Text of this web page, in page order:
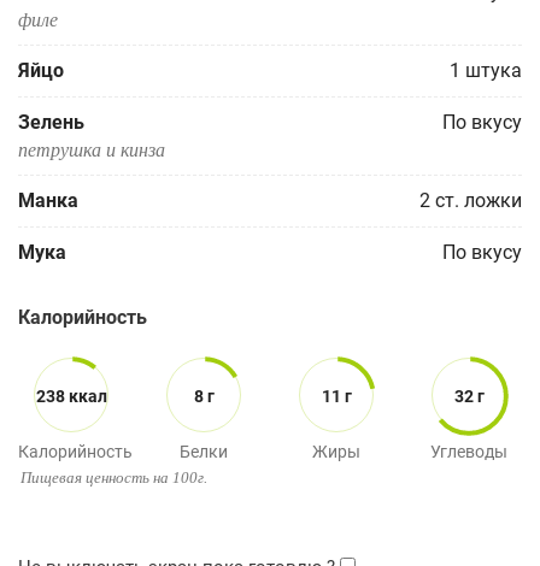
филе
Яйцо 1 штука
Зелень По вкусу
петрушка и кинза
Манка 2 ст. ложки
Мука По вкусу
Калорийность
238 ккал
Калорийность
8 г
Белки
11 г
Жиры
32 г
Углеводы
Пищевая ценность на 100г.